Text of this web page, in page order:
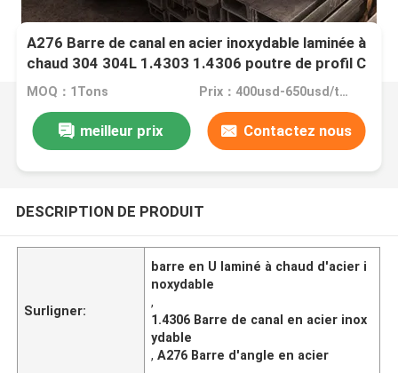
A276 Barre de canal en acier inoxydable laminée à
chaud 304 304L 1.4303 1.4306 poutre de profil C
U
MOQ：1Tons Prix：400usd-650usd/ton
meilleur prix Contactez nous
DESCRIPTION DE PRODUIT
Surligner:
barre en U laminé à chaud d'acier i
noxydable
,
1.4306 Barre de canal en acier inox
ydable
,A276 Barre d'angle en acier